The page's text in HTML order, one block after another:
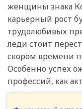
женщины знака
карьерный рост
трудолюбивых
леди стоит
скором времени
Особенно успех
профессий, как